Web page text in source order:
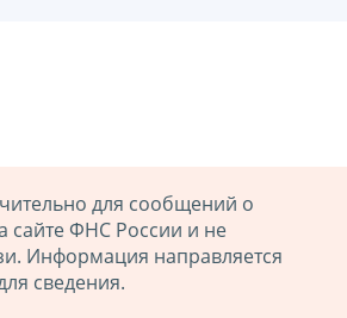
для сообщений о
сайте ФНС России и не
Информация направляется
сведения.